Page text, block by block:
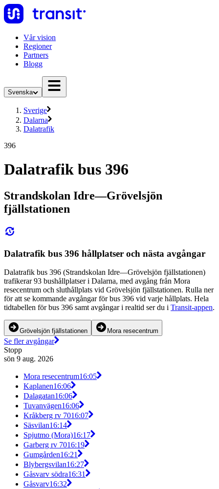
Vår vision
Regioner
Partners
Blogg
Svenska
Sverige
Dalarna
Dalatrafik
396
Dalatrafik bus 396
Strandskolan Idre—Grövelsjön
fjällstationen
Dalatrafik bus 396 hållplatser och nästa avgångar
Dalatrafik bus 396 (Strandskolan Idre—Grövelsjön fjällstationen)
trafikerar 93 bushållplatser i Dalarna, med avgång från Mora
resecentrum och sluthållplats vid Grövelsjön fjällstationen. Rulla ner
för att se kommande avgångar för bus 396 vid varje hållplats. Hela
tidtabellen för bus 396 samt avgångar i realtid ser du i Transit-appen.
Grövelsjön fjällstationen Mora resecentrum
Se fler avgångar
Stopp
sön 9 aug. 2026
Mora resecentrum16:05
Kaplanen16:06
Dalagatan16:06
Tuvanvägen16:06
Kråkberg rv 7016:07
Säsvilan16:14
Spjutmo (Mora)16:17
Garberg rv 7016:19
Gumgården16:21
Blybergsvilan16:27
Gåsvarv södra16:31
Gåsvarv16:32